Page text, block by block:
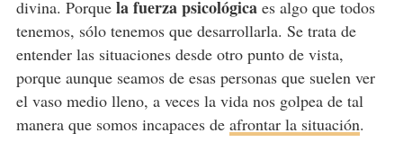
divina. Porque la fuerza psicológicaes algo que todos
tenemos, sólo tenemos que desarrollarla. Se trata de
entender las situaciones desde otro punto de vista,
porque aunque seamos de esas personas que suelen ver
el vaso medio lleno, a veces la vida nos golpea de tal
manera que somos incapaces de afrontar la situación.